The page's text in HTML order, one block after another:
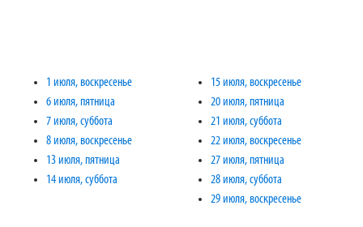
1 июля, воскресенье
6 июля, пятница
7 июля, суббота
8 июля, воскресенье
13 июля, пятница
14 июля, суббота
15 июля, воскресенье
20 июля, пятница
21 июля, суббота
22 июля, воскресенье
27 июля, пятница
28 июля, суббота
29 июля, воскресенье